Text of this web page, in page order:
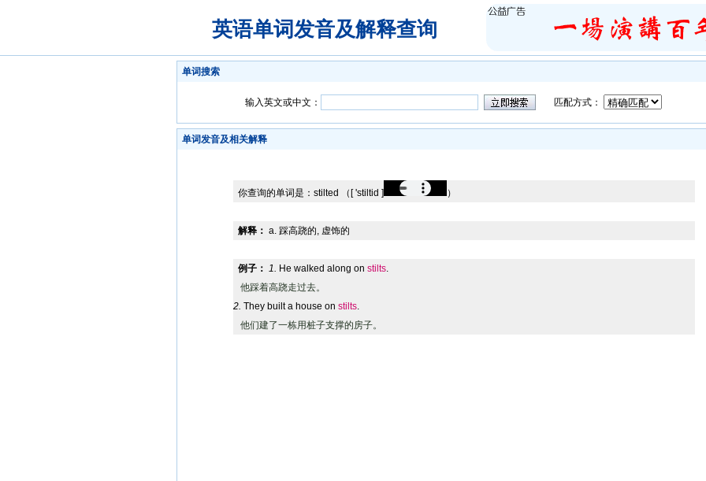
英语单词发音及解释查询
单词搜索
输入英文或中文： 匹配方式：
单词发音及相关解释
你查询的单词是： stilted （[ 'stiltid ] ）
解释： a. 踩高跷的, 虚饰的
例子： 1. He walked along on stilts.
他踩着高跷走过去。
2. They built a house on stilts.
他们建了一栋用桩子支撑的房子。